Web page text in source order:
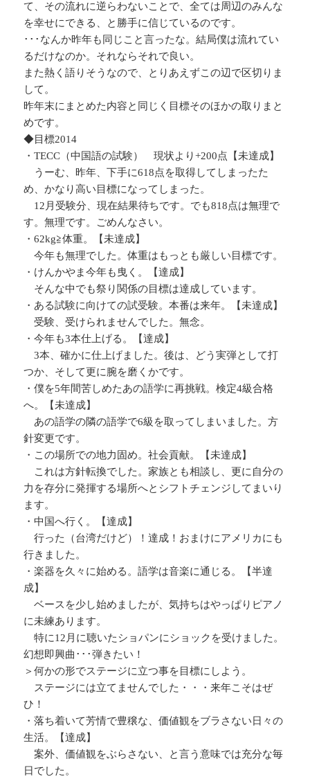
て、その流れに逆らわないことで、全ては周辺のみんな
を幸せにできる、と勝手に信じているのです。
･･･なんか昨年も同じこと言ったな。結局僕は流れてい
るだけなのか。それならそれで良い。
また熱く語りそうなので、とりあえずこの辺で区切りま
して。
昨年末にまとめた内容と同じく目標そのほかの取りまと
めです。
◆目標2014
・TECC（中国語の試験） 現状より+200点【未達成】
うーむ、昨年、下手に618点を取得してしまったた
め、かなり高い目標になってしまった。
12月受験分、現在結果待ちです。でも818点は無理で
す。無理です。ごめんなさい。
・62kg≧体重。【未達成】
今年も無理でした。体重はもっとも厳しい目標です。
・けんかやま今年も曳く。【達成】
そんな中でも祭り関係の目標は達成しています。
・ある試験に向けての試受験。本番は来年。【未達成】
受験、受けられませんでした。無念。
・今年も3本仕上げる。【達成】
3本、確かに仕上げました。後は、どう実弾として打
つか、そして更に腕を磨くかです。
・僕を5年間苦しめたあの語学に再挑戦。検定4級合格
へ。【未達成】
あの語学の隣の語学で6級を取ってしまいました。方
針変更です。
・この場所での地力固め。社会貢献。【未達成】
これは方針転換でした。家族とも相談し、更に自分の
力を存分に発揮する場所へとシフトチェンジしてまいり
ます。
・中国へ行く。【達成】
行った（台湾だけど）！達成！おまけにアメリカにも
行きました。
・楽器を久々に始める。語学は音楽に通じる。【半達
成】
ベースを少し始めましたが、気持ちはやっぱりピアノ
に未練あります。
特に12月に聴いたショパンにショックを受けました。
幻想即興曲･･･弾きたい！
＞何かの形でステージに立つ事を目標にしよう。
ステージには立てませんでした・・・来年こそはぜ
ひ！
・落ち着いて芳情で豊穣な、価値観をブラさない日々の
生活。【達成】
案外、価値観をぶらさない、と言う意味では充分な毎
日でした。